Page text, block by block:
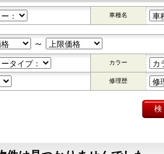
車種名
～
カラー
修理歴